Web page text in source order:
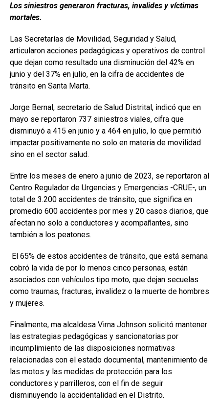
Los siniestros generaron fracturas, invalides y víctimas
mortales.
Las Secretarías de Movilidad, Seguridad y Salud,
articularon acciones pedagógicas y operativos de control
que dejan como resultado una disminución del 42% en
junio y del 37% en julio, en la cifra de accidentes de
tránsito en Santa Marta.
Jorge Bernal, secretario de Salud Distrital, indicó que en
mayo se reportaron 737 siniestros viales, cifra que
disminuyó a 415 en junio y a 464 en julio, lo que permitió
impactar positivamente no solo en materia de movilidad
sino en el sector salud.
Entre los meses de enero a junio de 2023, se reportaron al
Centro Regulador de Urgencias y Emergencias -CRUE-, un
total de 3.200 accidentes de tránsito, que significa en
promedio 600 accidentes por mes y 20 casos diarios, que
afectan no solo a conductores y acompañantes, sino
también a los peatones.
El 65% de estos accidentes de tránsito, que está semana
cobró la vida de por lo menos cinco personas, están
asociados con vehículos tipo moto, que dejan secuelas
como traumas, fracturas, invalidez o la muerte de hombres
y mujeres.
Finalmente, ma alcaldesa Virna Johnson solicitó mantener
las estrategias pedagógicas y sancionatorias por
incumplimiento de las disposiciones normativas
relacionadas con el estado documental, mantenimiento de
las motos y las medidas de protección para los
conductores y parrilleros, con el fin de seguir
disminuyendo la accidentalidad en el Distrito.